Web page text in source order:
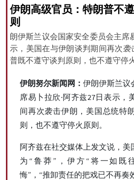
Copyright © 2021 www.nournews.ir
伊朗高级官员：特朗普不
则
朗伊斯兰议会国家安全委员会主席
示，美国在与伊朗谈判期间再次
普既不遵守谈判原则，也不遵守停
伊朗努尔新闻网： 伊朗伊斯兰议
席易卜拉欣·阿齐兹27日表示，
间再次袭击伊朗，美国总统特
则，也不遵守停火原则。
阿齐兹在社交媒体上发文说，美
为“鲁莽”，伊方“将一如既
悔”，“推卸责任的把戏已不再奏